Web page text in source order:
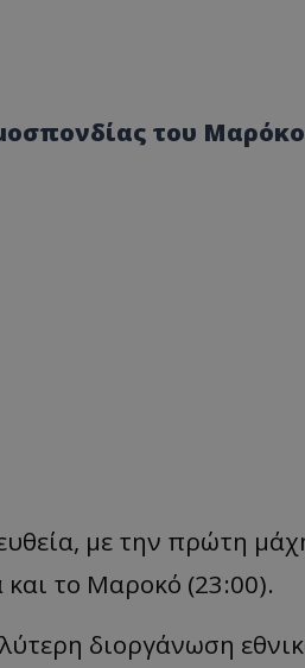
του
με την πρώτη
και το Μαροκό (23:00).
διοργάνωση